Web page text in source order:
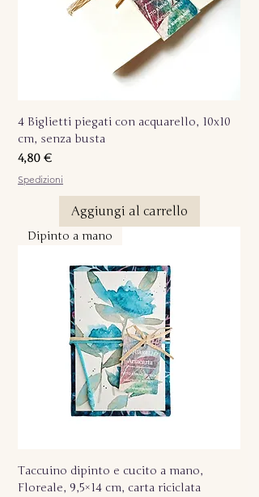
4 Biglietti piegati con acquarello, 10x10
cm, senza busta
Prezzo
4,80 €
Spedizioni
Aggiungi al carrello
Dipinto a mano
Taccuino dipinto e cucito a mano,
Floreale, 9,5×14 cm, carta riciclata